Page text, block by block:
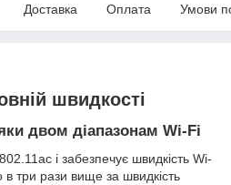
Доставка Оплата Умови
швидкості
двом діапазонам Wi-Fi
і забезпечує швидкість Wi-
три рази вище за швидкість